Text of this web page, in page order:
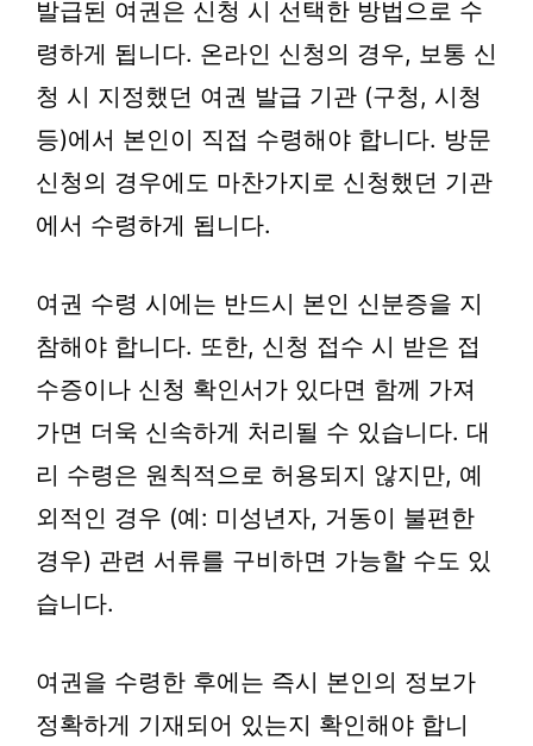
발급된 여권은 신청 시 선택한 방법으로 수
령하게 됩니다. 온라인 신청의 경우, 보통 신
청 시 지정했던 여권 발급 기관 (구청, 시청
등)에서 본인이 직접 수령해야 합니다. 방문
신청의 경우에도 마찬가지로 신청했던 기관
에서 수령하게 됩니다.
여권 수령 시에는 반드시 본인 신분증을 지
참해야 합니다. 또한, 신청 접수 시 받은 접
수증이나 신청 확인서가 있다면 함께 가져
가면 더욱 신속하게 처리될 수 있습니다. 대
리 수령은 원칙적으로 허용되지 않지만, 예
외적인 경우 (예: 미성년자, 거동이 불편한
경우) 관련 서류를 구비하면 가능할 수도 있
습니다.
여권을 수령한 후에는 즉시 본인의 정보가
정확하게 기재되어 있는지 확인해야 합니